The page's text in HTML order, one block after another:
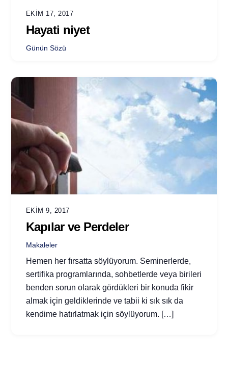
EKIM 17, 2017
Hayati niyet
Günün Sözü
EKIM 9, 2017
Kapılar ve Perdeler
Makaleler
Hemen her fırsatta söylüyorum. Seminerlerde,
sertifika programlarında, sohbetlerde veya birileri
benden sorun olarak gördükleri bir konuda fikir
almak için geldiklerinde ve tabii ki sık sık da
kendime hatırlatmak için söylüyorum. […]